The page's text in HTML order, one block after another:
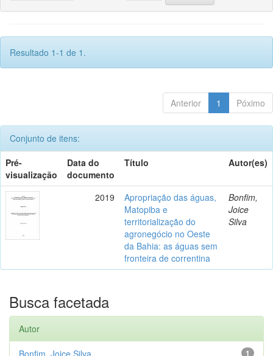
Resultado 1-1 de 1.
Anterior 1 Póximo
Conjunto de itens:
Pré-
visualização
Data do
documento
Título Autor(es)
2019
Apropriação das águas,
Matopiba e
territorialização do
agronegócio no Oeste
da Bahia: as águas sem
fronteira de correntina
Bonfim,
Joice
Silva
Busca facetada
Autor
1
Bonfim, Joice Silva